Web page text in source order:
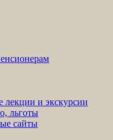
лекции и экскурсии
льготы
сайты